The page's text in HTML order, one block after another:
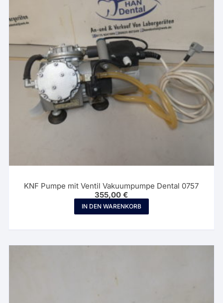
KNF Pumpe mit Ventil Vakuumpumpe Dental 0757
355,00€
IN DEN WARENKORB